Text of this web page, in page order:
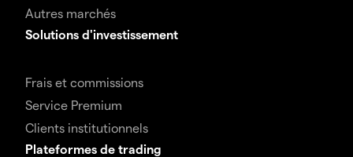
Autres marchés
Solutions d'investissement
Frais et commissions
Service Premium
Clients institutionnels
Plateformes de trading